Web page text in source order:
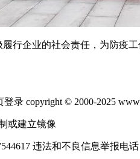
行企业的社会责任，为防疫
copyright © 2000-2025
或建立镜像
违法和不良信息举报电话